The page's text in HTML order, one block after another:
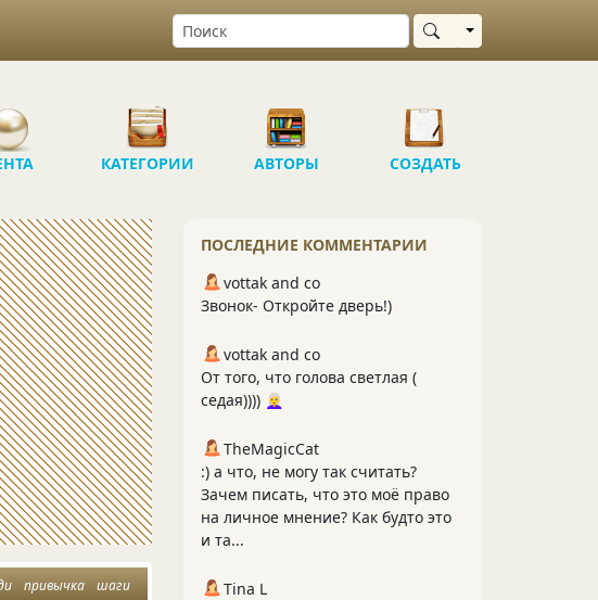
Выбрать область
КАТЕГОРИИ АВТОРЫ СОЗДАТЬ
привычка шаги
ПОСЛЕДНИЕ КОММЕНТАРИИ
vottak and co
Звонок- Откройте дверь!)
vottak and co
От того, что голова светлая (
седая)))) 👩‍🦳
TheMagicCat
:) а что, не могу так считать?
Зачем писать, что это моё право
на личное мнение? Как будто это
и та...
Tina L